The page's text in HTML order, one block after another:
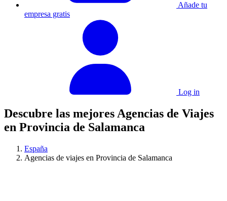
Añade tu
empresa gratis
Log in
Descubre las mejores Agencias de Viajes
en Provincia de Salamanca
España
Agencias de viajes en Provincia de Salamanca